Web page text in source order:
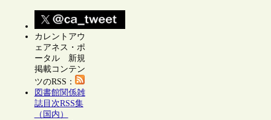
カレントアウ
ェアネス・ポ
ータル 新規
掲載コンテン
ツのRSS：
図書館関係雑
誌目次RSS集
（国内）